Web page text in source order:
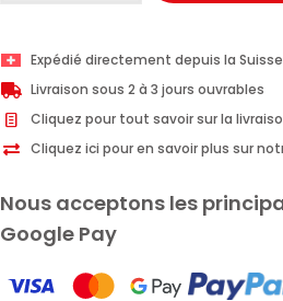
lave-
linge
Chanteclair
Musc
40
lavages
Expédié directement depuis la Suisse
Livraison sous 2 à 3 jours ouvrables
Cliquez pour tout savoir sur la
Cliquez ici pour en savoir plus sur
Nous acceptons les
Google Pay